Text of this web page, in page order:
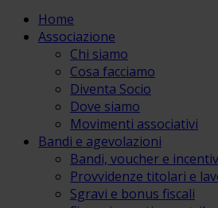
Home
Associazione
Chi siamo
Cosa facciamo
Diventa Socio
Dove siamo
Movimenti associativi
Bandi e agevolazioni
Bandi, voucher e
Provvidenze titolari e
Sgravi e bonus fiscali